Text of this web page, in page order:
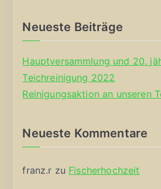
Neueste Beiträge
Hauptversammlung und 20.
Teichreinigung 2022
Reinigungsaktion an unseren
Neueste Kommentare
franz.r zu Fischerhochzeit